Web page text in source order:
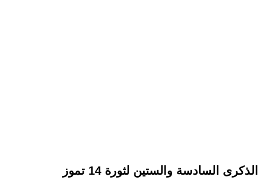
الذكرى السادسة والستين لثورة 14 تموز